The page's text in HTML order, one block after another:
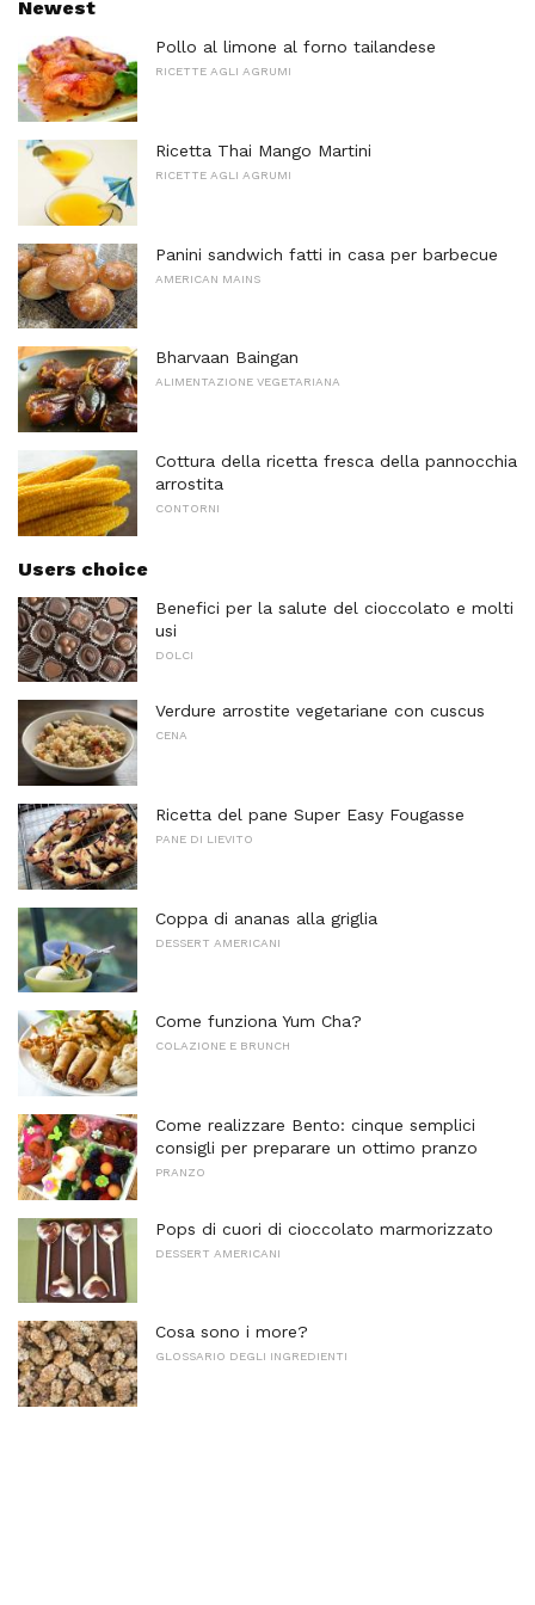
Newest
Pollo al limone al forno tailandese
RICETTE AGLI AGRUMI
Ricetta Thai Mango Martini
RICETTE AGLI AGRUMI
Panini sandwich fatti in casa per barbecue
AMERICAN MAINS
Bharvaan Baingan
ALIMENTAZIONE VEGETARIANA
Cottura della ricetta fresca della pannocchia
arrostita
CONTORNI
Users choice
Benefici per la salute del cioccolato e molti
usi
DOLCI
Verdure arrostite vegetariane con cuscus
CENA
Ricetta del pane Super Easy Fougasse
PANE DI LIEVITO
Coppa di ananas alla griglia
DESSERT AMERICANI
Come funziona Yum Cha?
COLAZIONE E BRUNCH
Come realizzare Bento: cinque semplici
consigli per preparare un ottimo pranzo
PRANZO
Pops di cuori di cioccolato marmorizzato
DESSERT AMERICANI
Cosa sono i more?
GLOSSARIO DEGLI INGREDIENTI